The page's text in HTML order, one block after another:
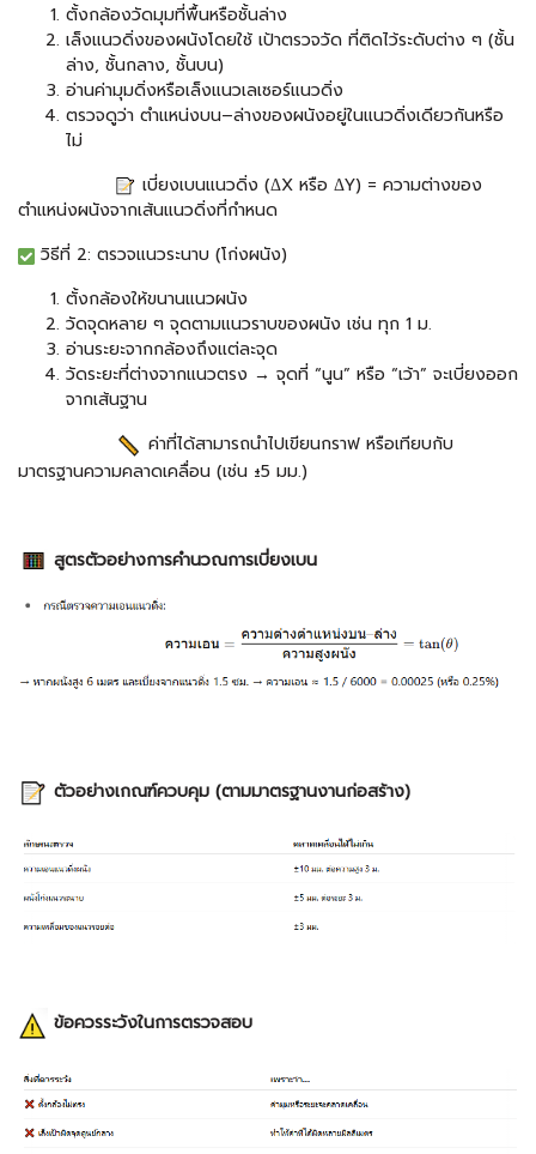
ตั้งกล้องวัดมุมที่พื้นหรือชั้นล่าง
เล็งแนวดิ่งของผนังโดยใช้ เป้าตรวจวัด ที่ติดไว้ระดับต่าง ๆ (ชั้น
ล่าง, ชั้นกลาง, ชั้นบน)
อ่านค่ามุมดิ่งหรือเล็งแนวเลเซอร์แนวดิ่ง
ตรวจดูว่า ตำแหน่งบน–ล่างของผนังอยู่ในแนวดิ่งเดียวกันหรือ
ไม่
เบี่ยงเบนแนวดิ่ง (ΔX หรือ ΔY) = ความต่างของ
ตำแหน่งผนังจากเส้นแนวดิ่งที่กำหนด
วิธีที่ 2: ตรวจแนวระนาบ (โก่งผนัง)
ตั้งกล้องให้ขนานแนวผนัง
วัดจุดหลาย ๆ จุดตามแนวราบของผนัง เช่น ทุก 1 ม.
อ่านระยะจากกล้องถึงแต่ละจุด
วัดระยะที่ต่างจากแนวตรง → จุดที่ “นูน” หรือ “เว้า” จะเบี่ยงออก
จากเส้นฐาน
ค่าที่ได้สามารถนำไปเขียนกราฟ หรือเทียบกับ
มาตรฐานความคลาดเคลื่อน (เช่น ±5 มม.)
สูตรตัวอย่างการคำนวณการเบี่ยงเบน
ตัวอย่างเกณฑ์ควบคุม (ตามมาตรฐานงานก่อสร้าง)
ข้อควรระวังในการตรวจสอบ